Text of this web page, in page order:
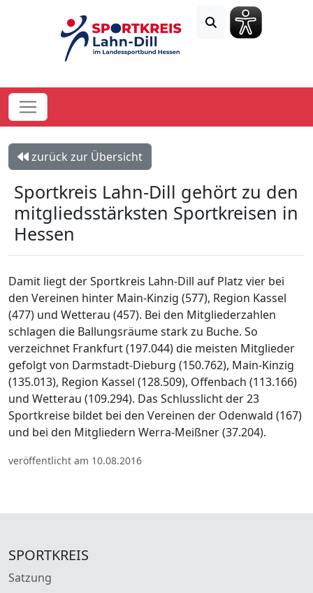
zurück zur Übersicht
Sportkreis Lahn-Dill gehört zu den
mitgliedsstärksten Sportkreisen in
Hessen
Damit liegt der Sportkreis Lahn-Dill auf Platz vier bei
den Vereinen hinter Main-Kinzig (577), Region Kassel
(477) und Wetterau (457). Bei den Mitgliederzahlen
schlagen die Ballungsräume stark zu Buche. So
verzeichnet Frankfurt (197.044) die meisten Mitglieder
gefolgt von Darmstadt-Dieburg (150.762), Main-Kinzig
(135.013), Region Kassel (128.509), Offenbach (113.166)
und Wetterau (109.294). Das Schlusslicht der 23
Sportkreise bildet bei den Vereinen der Odenwald (167)
und bei den Mitgliedern Werra-Meißner (37.204).
veröffentlicht am 10.08.2016
SPORTKREIS
Satzung